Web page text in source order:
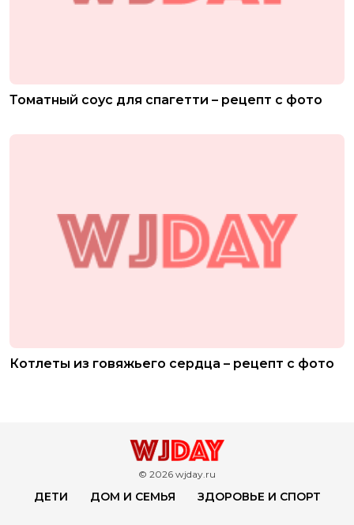
Томатный соус для спагетти – рецепт с фото
Котлеты из говяжьего сердца – рецепт с фото
© 2026 wjday.ru
ДЕТИ ДОМ И СЕМЬЯ ЗДОРОВЬЕ И СПОРТ